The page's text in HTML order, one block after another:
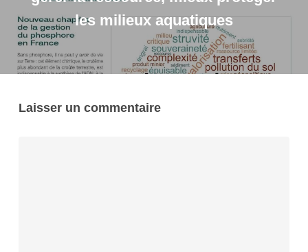
les milieux aquatiques
Laisser un commentaire